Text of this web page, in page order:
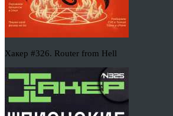
Хакер #326. Router from Hell